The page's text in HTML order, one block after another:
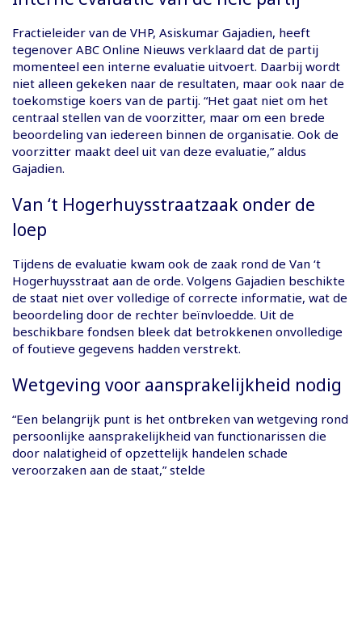
Fractieleider van de VHP, Asiskumar Gajadien, heeft
tegenover ABC Online Nieuws verklaard dat de partij
momenteel een interne evaluatie uitvoert. Daarbij wordt
niet alleen gekeken naar de resultaten, maar ook naar de
toekomstige koers van de partij. “Het gaat niet om het
centraal stellen van de voorzitter, maar om een brede
beoordeling van iedereen binnen de organisatie. Ook de
voorzitter maakt deel uit van deze evaluatie,” aldus
Gajadien.
Van ‘t Hogerhuysstraatzaak onder de
loep
Tijdens de evaluatie kwam ook de zaak rond de Van ‘t
Hogerhuysstraat aan de orde. Volgens Gajadien beschikte
de staat niet over volledige of correcte informatie, wat de
beoordeling door de rechter beïnvloedde. Uit de
beschikbare fondsen bleek dat betrokkenen onvolledige
of foutieve gegevens hadden verstrekt.
Wetgeving voor aansprakelijkheid nodig
“Een belangrijk punt is het ontbreken van wetgeving rond
persoonlijke aansprakelijkheid van functionarissen die
door nalatigheid of opzettelijk handelen schade
veroorzaken aan de staat,” stelde